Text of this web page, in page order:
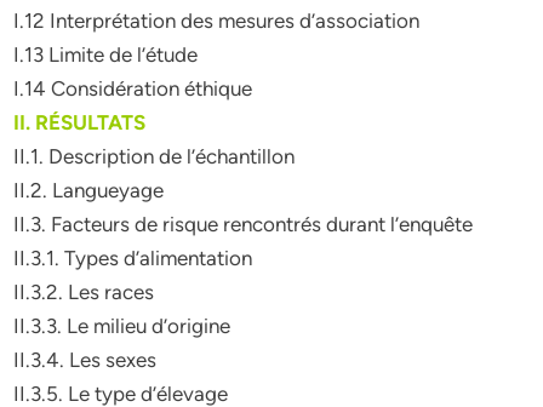
I.12 Interprétation des mesures d’association
I.13 Limite de l’étude
I.14 Considération éthique
II. RÉSULTATS
II.1. Description de l’échantillon
II.2. Langueyage
II.3. Facteurs de risque rencontrés durant l’enquête
II.3.1. Types d’alimentation
II.3.2. Les races
II.3.3. Le milieu d’origine
II.3.4. Les sexes
II.3.5. Le type d’élevage